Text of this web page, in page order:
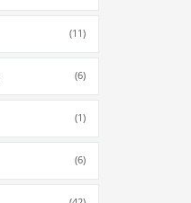
(11)
(6)
(1)
(6)